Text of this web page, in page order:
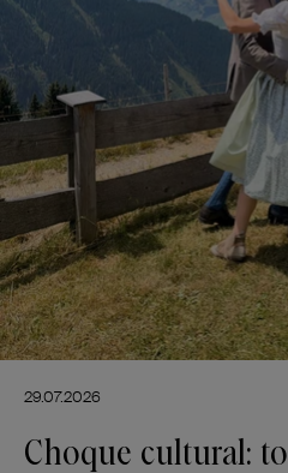
29.07.2026
Choque cultural: